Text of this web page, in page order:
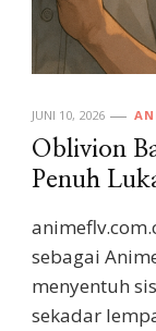
JUNI 10, 2026
Oblivion
Penuh
sebagai
menyentuh
sekadar